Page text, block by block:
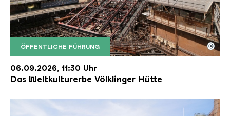
ÖFFENTLICHE FÜHRUNG
Der Erzschrägaufzug der Völklinger Hütte mit
Copyright: Weltkulturerbe Völklinger Hütte | Karl
©
06.09.2026, 11:30 Uhr
Das Weltkulturerbe Völklinger Hütte